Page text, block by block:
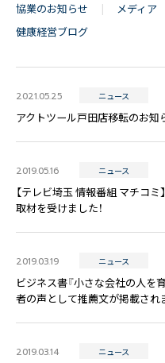
協業のお知らせ
メディア
健康経営ブログ
2021.05.25 ニュース
アクトツール戸田店移転のお知
2019.05.16 ニュース
【テレビ埼玉 情報番組 マチコ
取材を受けました！
2019.03.19 ニュース
ビジネス書『小さな会社の人を
者の声として推薦文が掲載され
2019.03.14 ニュース
〒171-0014 東京都豊島区